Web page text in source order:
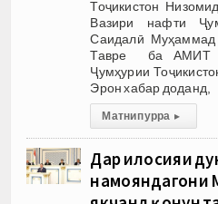
Тоҷикистон
Вазири нафти
Саидалӣ Муҳаммад
Тавре ба АМИТ
Ҷумҳурии
Эрон хабар доданд,
Матни пурра ▸
Дар иҷлосияи
намояндагони